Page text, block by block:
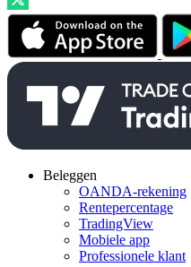
Beleggen
OANDA-rekening
Rentepercentage
TradingView
Mobiele app
Professionele klant